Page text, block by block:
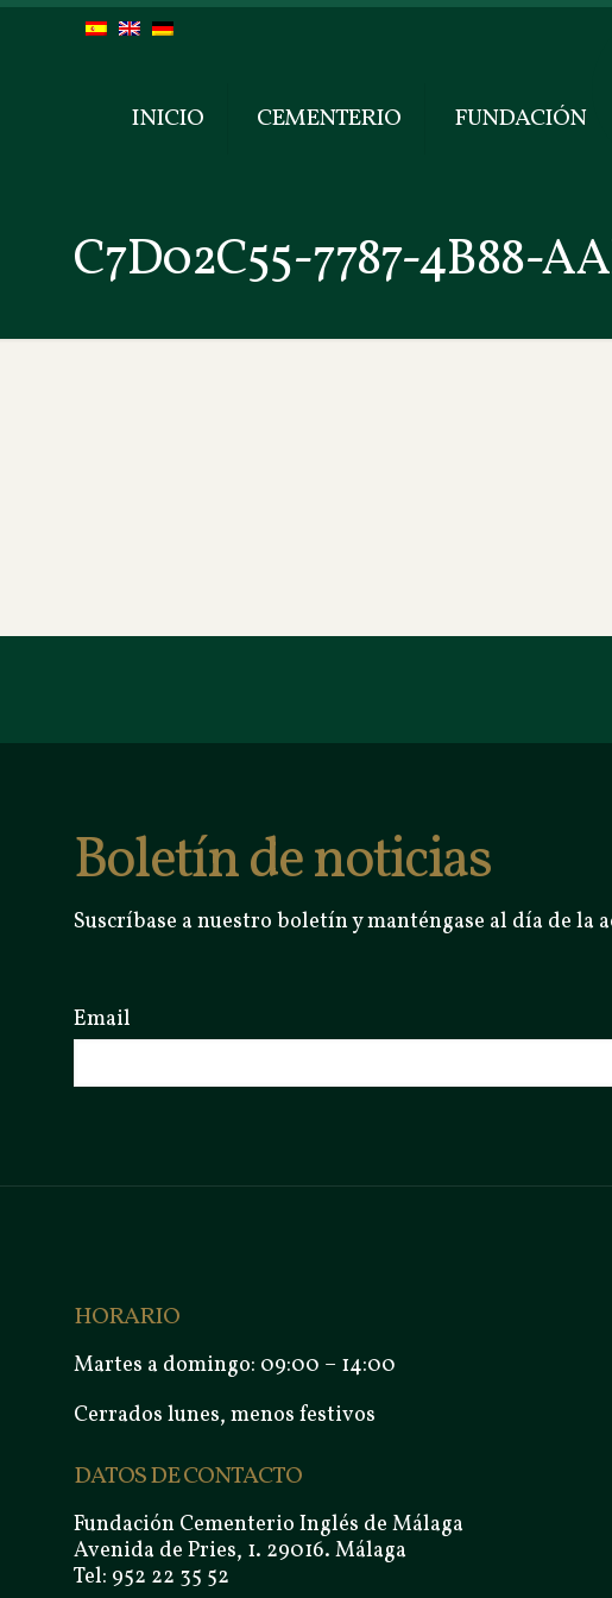
INICIO CEMENTERIO FUNDACIÓN
C7D02C55-7787-4B88-
Boletín de noticias
Suscríbase a nuestro boletín y manténgase al día de la
Email
HORARIO
Martes a domingo: 09:00 – 14:00
Cerrados lunes, menos festivos
DATOS DE CONTACTO
Fundación Cementerio Inglés de Málaga
Avenida de Pries, 1. 29016. Málaga
Tel: 952 22 35 52